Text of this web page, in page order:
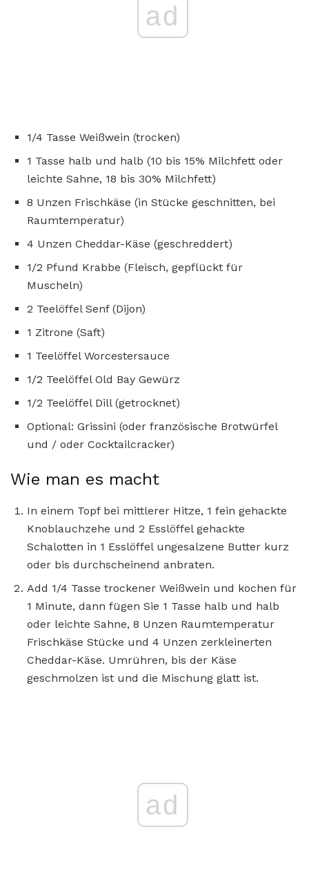
ad
1/4 Tasse Weißwein (trocken)
1 Tasse halb und halb (10 bis 15% Milchfett oder
leichte Sahne, 18 bis 30% Milchfett)
8 Unzen Frischkäse (in Stücke geschnitten, bei
Raumtemperatur)
4 Unzen Cheddar-Käse (geschreddert)
1/2 Pfund Krabbe (Fleisch, gepflückt für
Muscheln)
2 Teelöffel Senf (Dijon)
1 Zitrone (Saft)
1 Teelöffel Worcestersauce
1/2 Teelöffel Old Bay Gewürz
1/2 Teelöffel Dill (getrocknet)
Optional: Grissini (oder französische Brotwürfel
und / oder Cocktailcracker)
Wie man es macht
In einem Topf bei mittlerer Hitze, 1 fein gehackte
Knoblauchzehe und 2 Esslöffel gehackte
Schalotten in 1 Esslöffel ungesalzene Butter kurz
oder bis durchscheinend anbraten.
Add 1/4 Tasse trockener Weißwein und kochen für
1 Minute, dann fügen Sie 1 Tasse halb und halb
oder leichte Sahne, 8 Unzen Raumtemperatur
Frischkäse Stücke und 4 Unzen zerkleinerten
Cheddar-Käse. Umrühren, bis der Käse
geschmolzen ist und die Mischung glatt ist.
ad